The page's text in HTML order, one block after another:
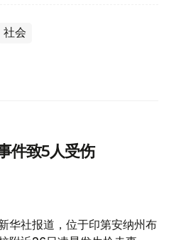
社会
件致5人受伤
华社报道，位于印第安纳州布